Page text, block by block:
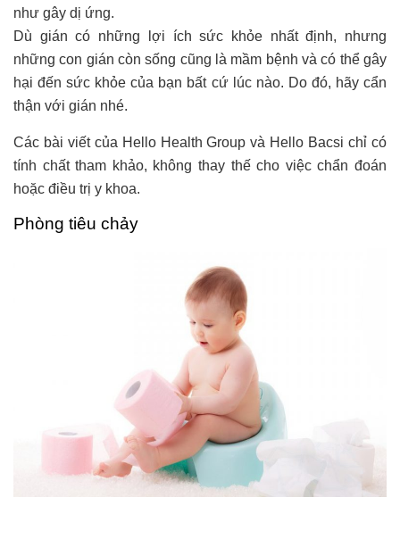
như gây dị ứng.
Dù gián có những lợi ích sức khỏe nhất định, nhưng
những con gián còn sống cũng là mầm bệnh và có thể gây
hại đến sức khỏe của bạn bất cứ lúc nào. Do đó, hãy cẩn
thận với gián nhé.
Các bài viết của Hello Health Group và Hello Bacsi chỉ có
tính chất tham khảo, không thay thế cho việc chẩn đoán
hoặc điều trị y khoa.
Phòng tiêu chảy